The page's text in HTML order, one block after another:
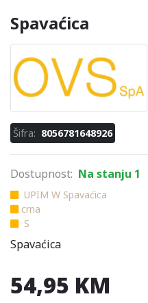
Spavaćica
Šifra: 8056781648926
Dostupnost: Na stanju 1
UPIM W Spavaćica
crna
S
Spavaćica
54,95 KM